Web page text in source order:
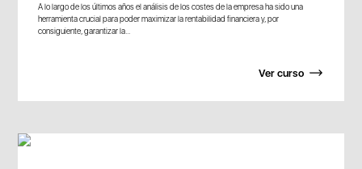
A lo largo de los últimos años el análisis de los costes de la empresa ha sido una
herramienta crucial para poder maximizar la rentabilidad financiera y, por
consiguiente, garantizar la...
Ver curso